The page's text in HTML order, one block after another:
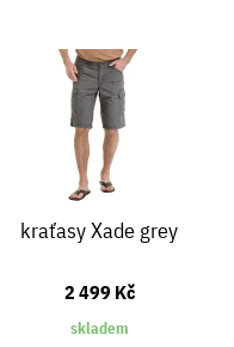
kraťasy Xade grey
2 499 Kč
skladem